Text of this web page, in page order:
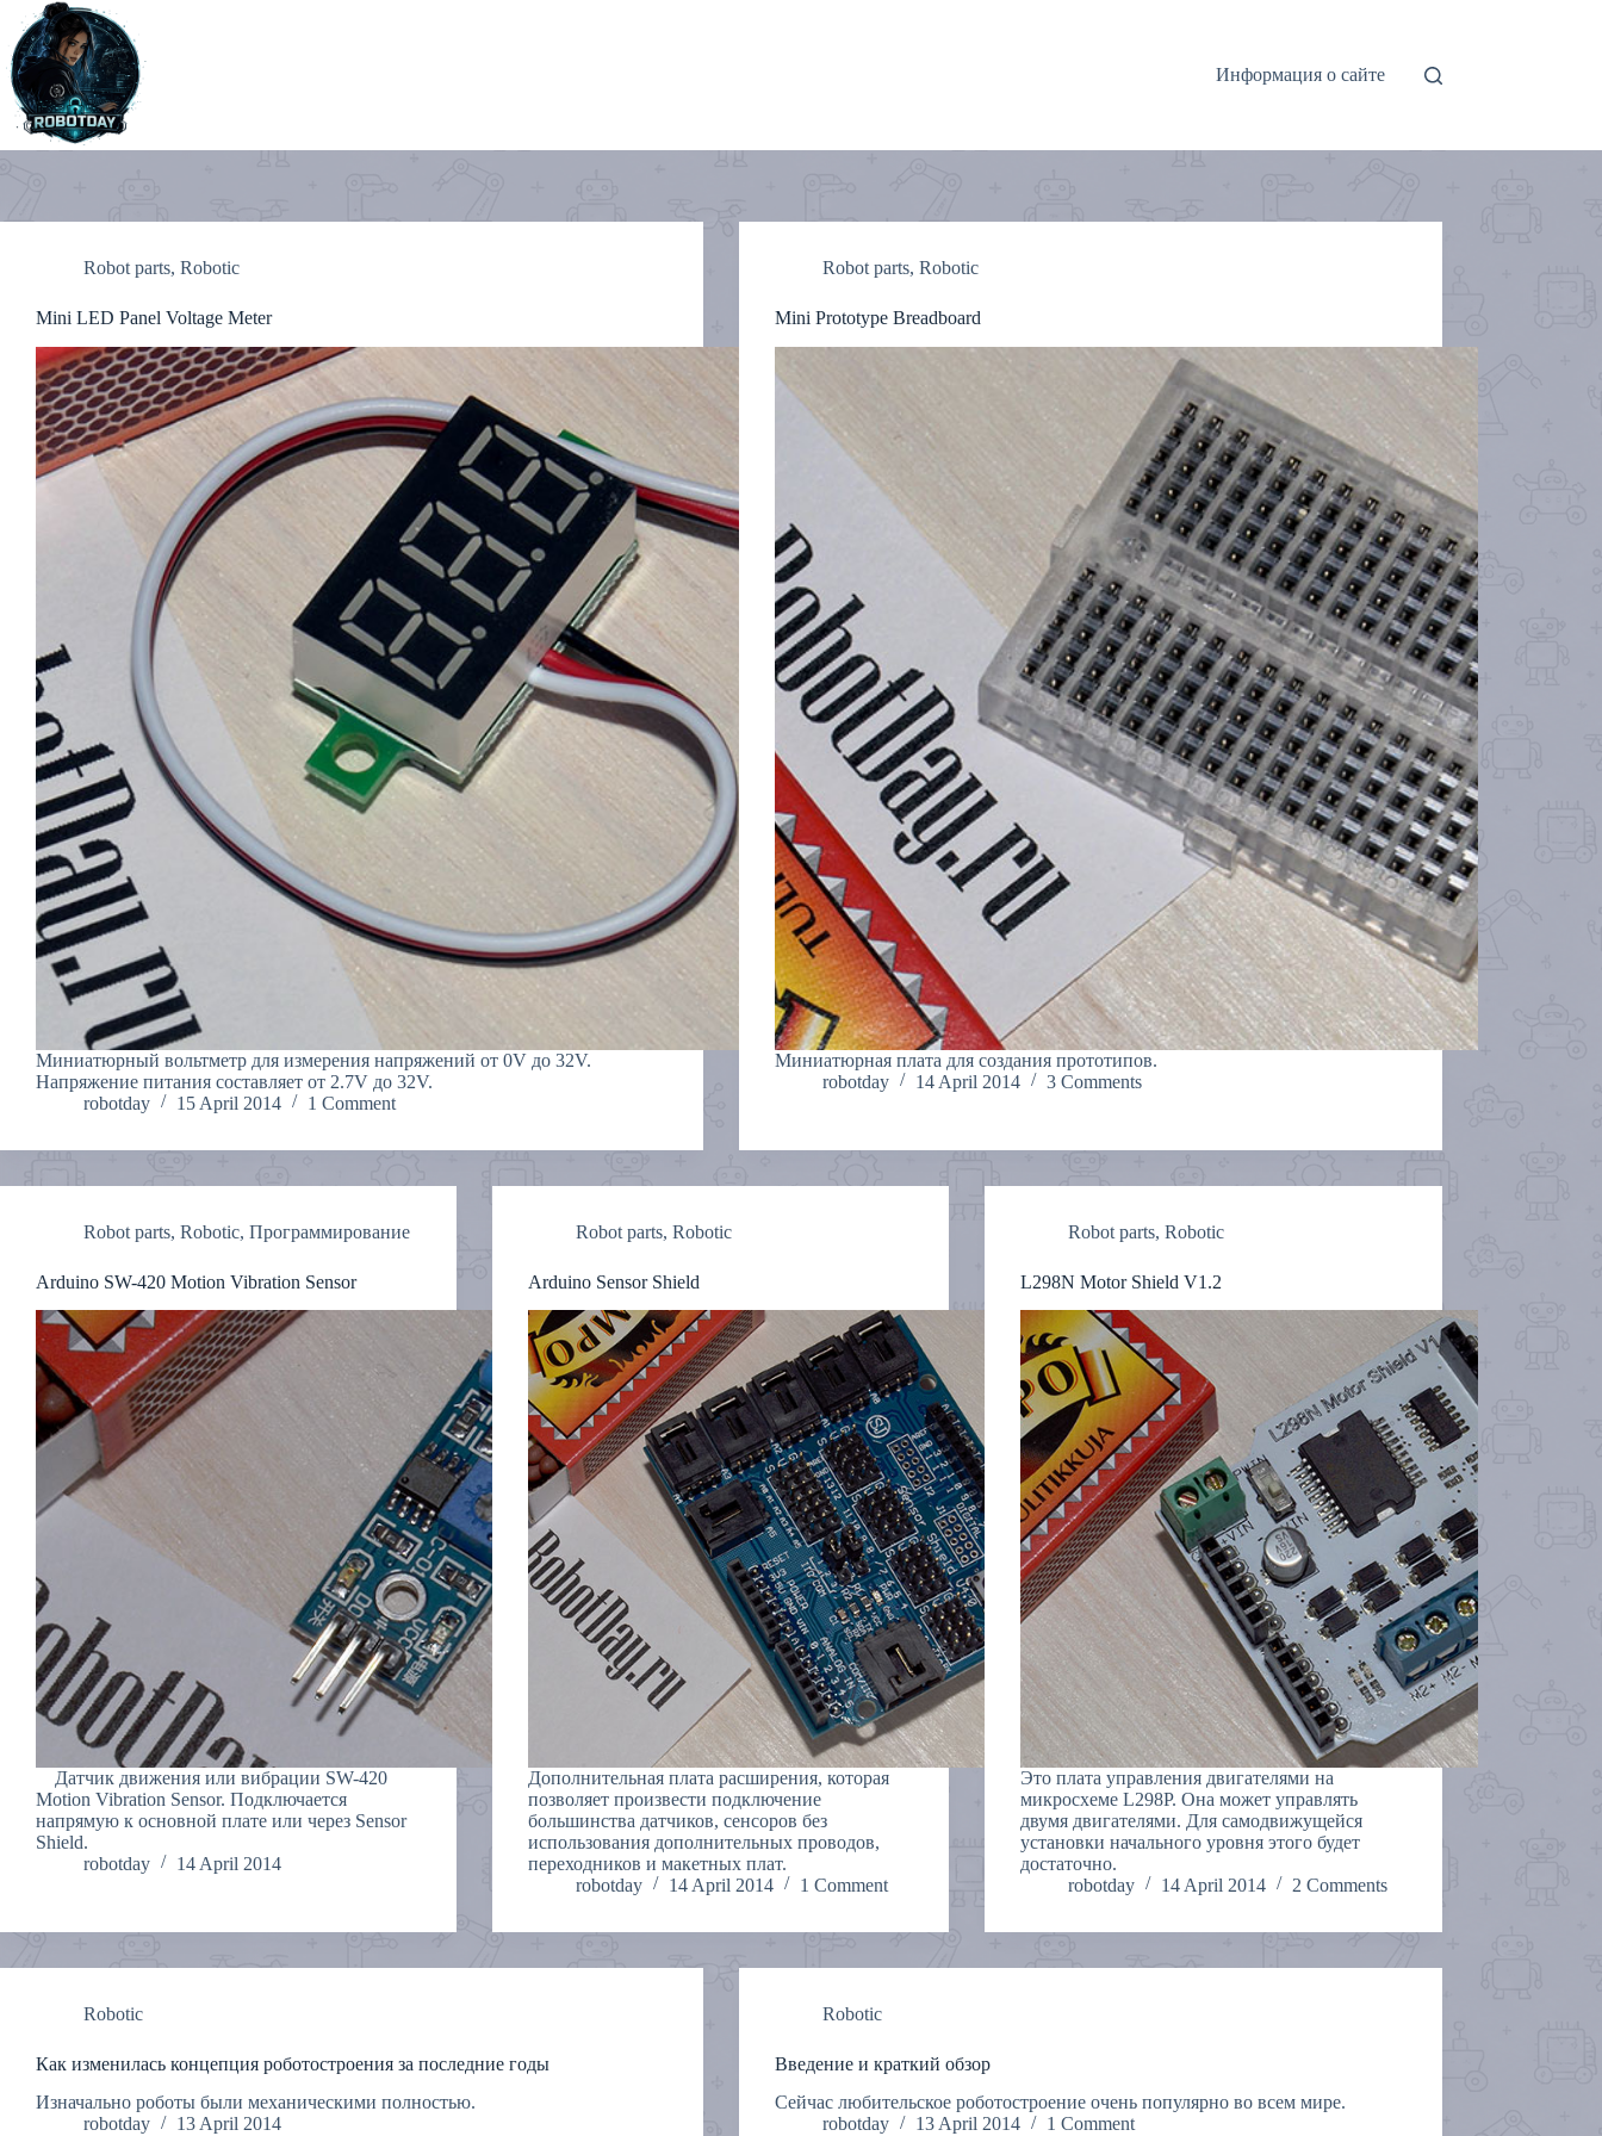
content
Информация о сайте
Robot parts, Robotic
Mini LED Panel Voltage Meter
Миниатюрный вольтметр для измерения напряжений от 0V до 32V.
Напряжение питания составляет от 2.7V до 32V.
robotday
15 April 2014 1 Comment
Robot parts, Robotic
Mini Prototype Breadboard
Миниатюрная плата для создания прототипов.
robotday
14 April 2014 3 Comments
Robot parts, Robotic, Программирование
Arduino SW-420 Motion Vibration Sensor
Датчик движения или вибрации SW-420
Motion Vibration Sensor. Подключается
напрямую к основной плате или через Sensor
Shield.
robotday
14 April 2014
Robot parts,Robotic
Arduino Sensor Shield
Дополнительная плата расширения, которая
позволяет произвести подключение
большинства датчиков, сенсоров без
использования дополнительных проводов,
переходников и макетных плат.
robotday
14 April 2014 1 Comment
Robot parts,Robotic
L298N Motor Shield V1.2
Это плата управления двигателями на
микросхеме L298P. Она может управлять
двумя двигателями. Для самодвижущейся
установки начального уровня этого будет
достаточно.
robotday
14 April 2014 2 Comments
Robotic
Как изменилась концепция роботостроения за последние годы
Изначально роботы были механическими полностью.
robotday
13 April 2014
Robotic
Введение и краткий обзор
Сейчас любительское роботостроение очень популярно во всем мире.
robotday
13 April 2014 1 Comment